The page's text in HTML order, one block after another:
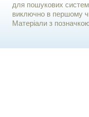
для пошукових
виключно в першому
Матеріали з